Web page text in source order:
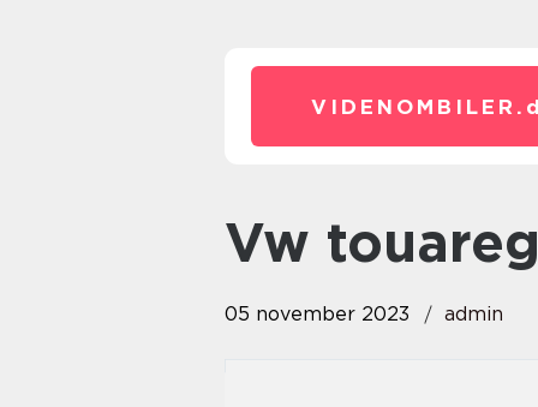
VIDENOMBILER.
vw
05 november 2023 admin